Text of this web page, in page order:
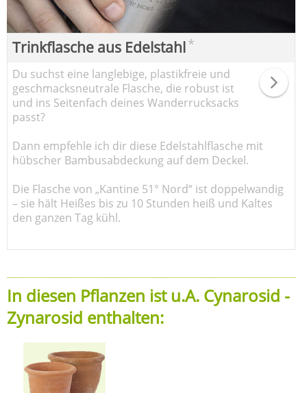
Trinkflasche aus Edelstahl*
Du suchst eine langlebige, plastikfreie und
geschmacksneutrale Flasche, die robust ist
und ins Seitenfach deines Wanderrucksacks
passt?
Dann empfehle ich dir diese Edelstahlflasche mit
hübscher Bambusabdeckung auf dem Deckel.
Die Flasche von „Kantine 51° Nord“ ist doppelwandig
– sie hält Heißes bis zu 10 Stunden heiß und Kaltes
den ganzen Tag kühl.
In diesen Pflanzen ist u.A. Cynarosid -
Zynarosid enthalten: